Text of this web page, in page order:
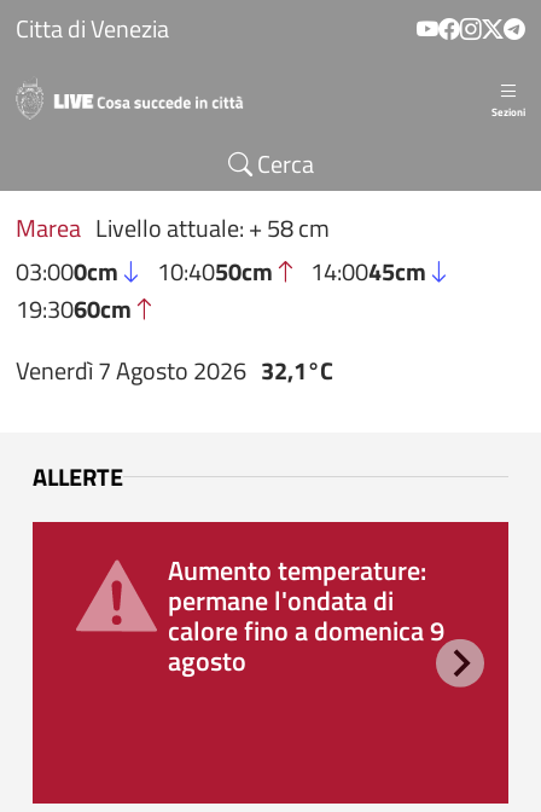
Salta al contenuto principale
Citta di Venezia
Sezioni
Cerca
Marea Livello attuale: + 58 cm
03:000cm 10:4050cm 14:0045cm
19:3060cm
Venerdì 7 Agosto 2026 32,1°C
ALLERTE
Aumento temperature:
permane l'ondata di
calore fino a domenica 9
agosto